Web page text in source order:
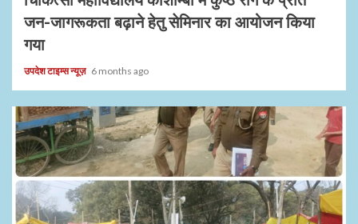
जन-जागरूकता बढ़ाने हेतु सेमिनार का आयोजन किया
गया
उपदेश टाइम्स न्यूज़ 6 months ago